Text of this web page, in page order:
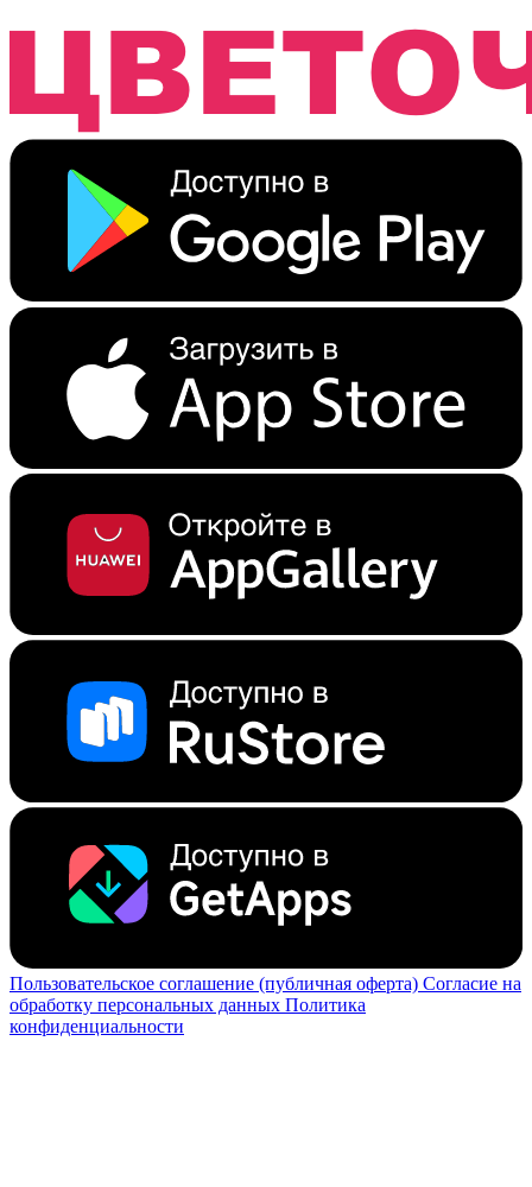
Пользовательское соглашение (публичная оферта) Согласие на
обработку персональных данных Политика
конфиденциальности